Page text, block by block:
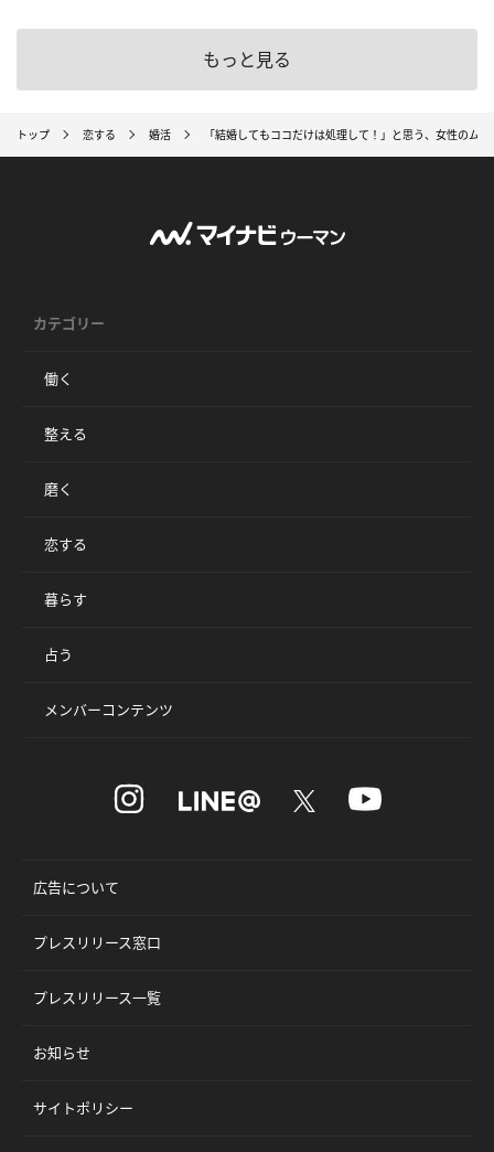
もっと見る
トップ 恋する 婚活 「結婚してもココだけは処理して！」と思う、女性のム
カテゴリー
働く
整える
磨く
恋する
暮らす
占う
メンバーコンテンツ
広告について
プレスリリース窓口
プレスリリース一覧
お知らせ
サイトポリシー